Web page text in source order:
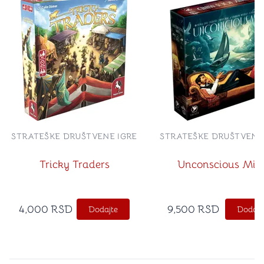
Tricky Traders
STRATEŠKE DRUŠTVENE IGRE
4,000 RSD Dodajte
Unconscious
STRATEŠKE
9,500 RSD